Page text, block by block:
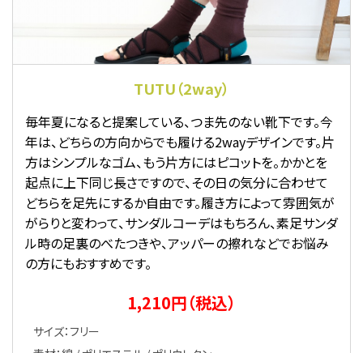
TUTU（2way）
毎年夏になると提案している、つま先のない靴下です。今
年は、どちらの方向からでも履ける2wayデザインです。片
方はシンプルなゴム、もう片方にはピコットを。かかとを
起点に上下同じ長さですので、その日の気分に合わせて
どちらを足先にするか自由です。履き方によって雰囲気が
がらりと変わって、サンダルコーデはもちろん、素足サンダ
ル時の足裏のべたつきや、アッパーの擦れなどでお悩み
の方にもおすすめです。
1,210円（税込）
サイズ：フリー